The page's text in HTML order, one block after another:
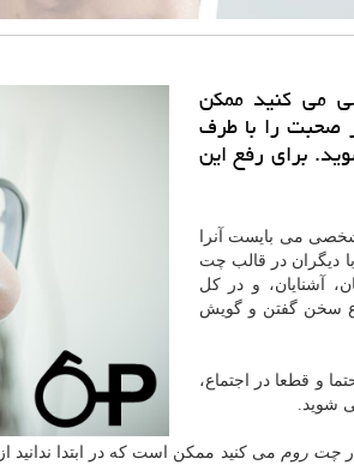
می كنید ممكن
صحبت را با طرف
برای رفع این
می بایست آنرا
دیگران در قالب چت
آشنایان، و در کل
سخن گفتن و گویش
و قطعا در اجتماع،
شوید.
چت روم می کنید ممکن است که در ابتدا